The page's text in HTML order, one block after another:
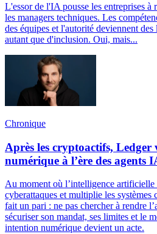
L'essor de l'IA pousse les entreprises à
les managers techniques. Les
des équipes et l'autorité deviennent
autant que d'inclusion. Oui, mais...
Chronique
Après les cryptoactifs, Ledger
numérique à l’ère des agents
Au moment où l’intelligence artificielle
cyberattaques et multiplie les systèmes
fait un pari : ne pas chercher à rendre
sécuriser son mandat, ses limites et le
intention numérique devient un acte.